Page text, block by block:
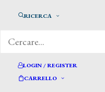
RICERCA
LOGIN / REGISTER
CARRELLO